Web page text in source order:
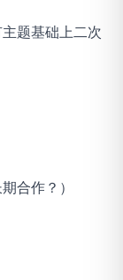
题基础上二次
合作？）